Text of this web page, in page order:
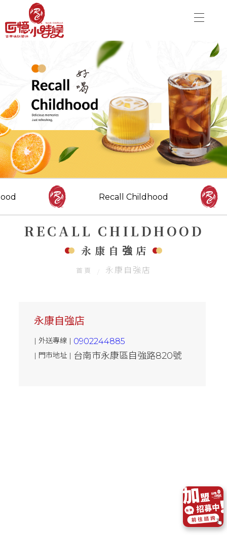
加盟優勢
飲品介紹
分店資訊
最新消息
聯絡我們
關於品牌
加盟優勢
分店資訊
最新消息
聯絡我們
CONTACT US
Danny00203@yahoo.com.tw
Recall Childhood
RECALL CHILDHOOD
永康自強店
首頁 永康自強店
永康自強店
| 外送專線 | 0902244885
| 門市地址 | 台南市永康區自強路820號